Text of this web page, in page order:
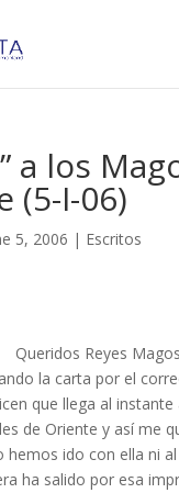
a los
(5-I-06)
5, 2006 | Escritos
Queridos Reyes
la carta por el
que llega al instante
de Oriente y así me
hemos ido con ella ni
ha salido por esa